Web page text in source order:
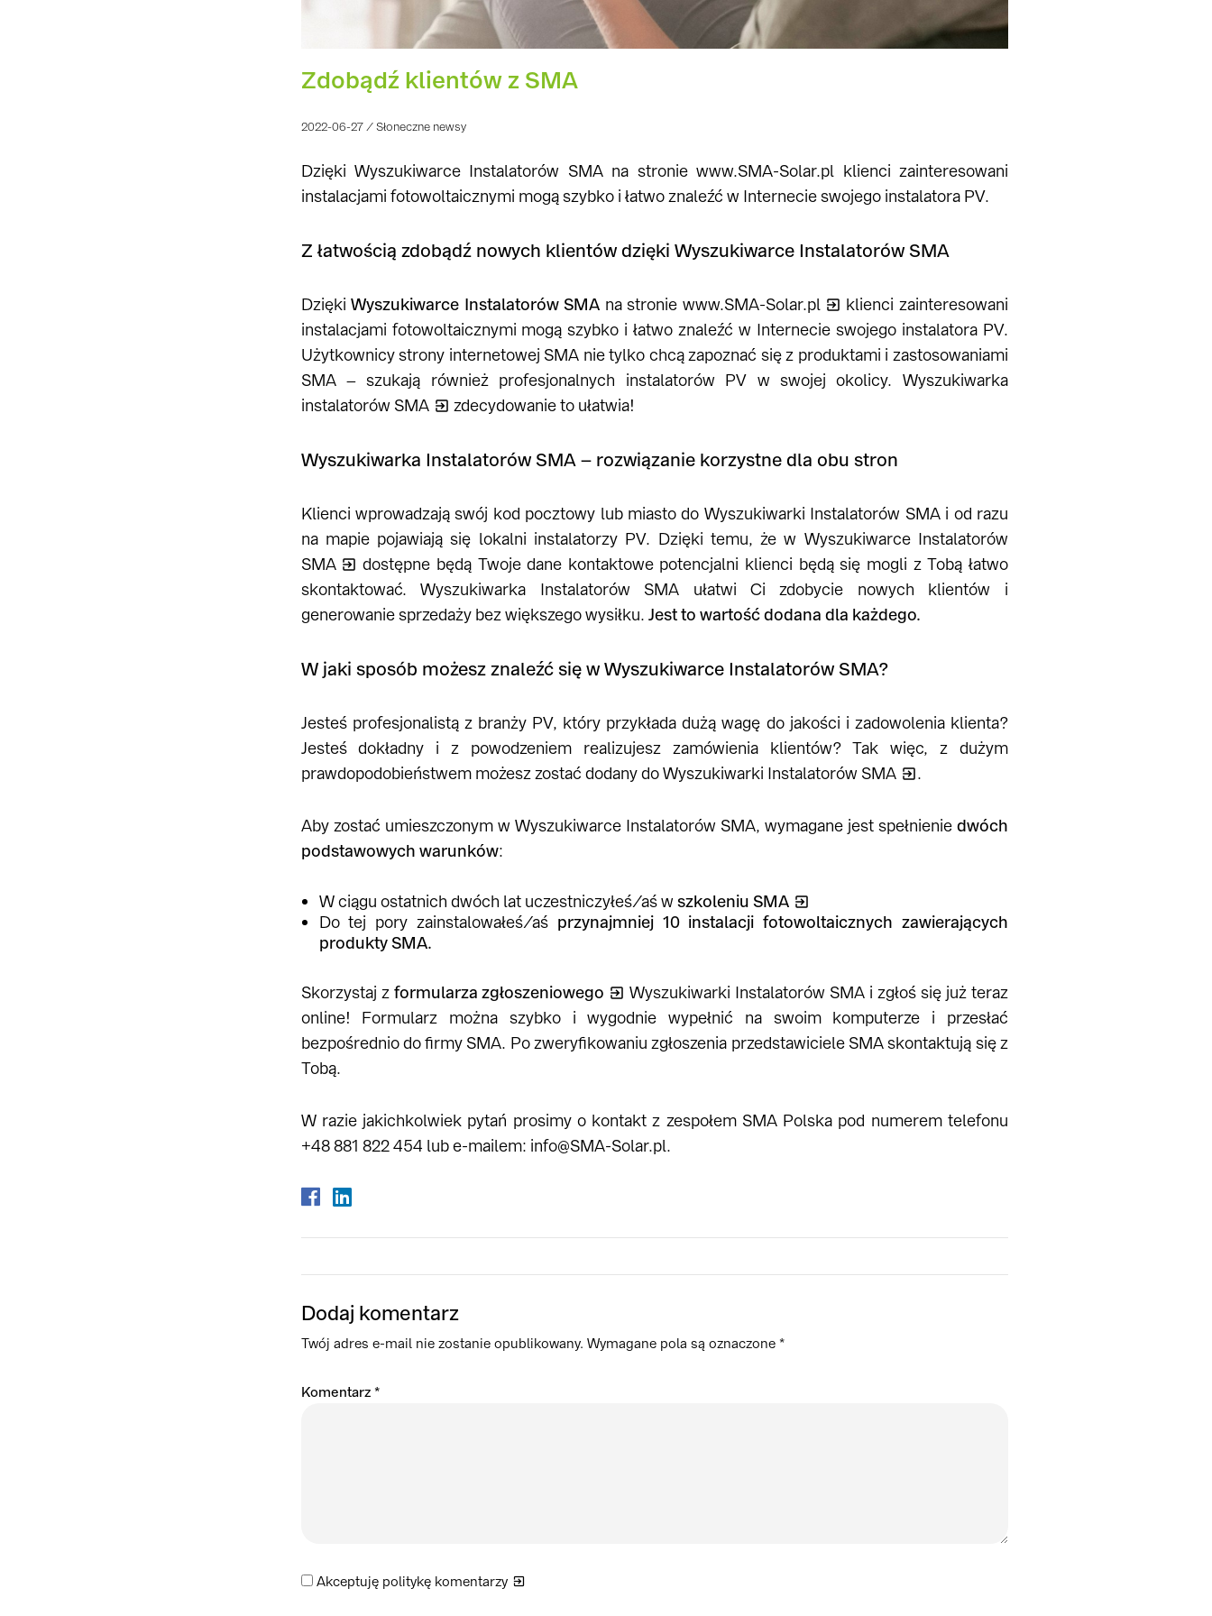
Zdobądź klientów z SMA
2022-06-27 / Słoneczne newsy
Dzięki Wyszukiwarce Instalatorów SMA na stronie www.SMA-Solar.pl klienci zainteresowani
instalacjami fotowoltaicznymi mogą szybko i łatwo znaleźć w Internecie swojego instalatora PV.
Z łatwością zdobądź nowych klientów dzięki Wyszukiwarce Instalatorów SMA
DziękiWyszukiwarce Instalatorów SMA na stronie www.SMA-Solar.pl
klienci zainteresowani
instalacjami fotowoltaicznymi mogą szybko i łatwo znaleźć w Internecie swojego instalatora PV.
Użytkownicy strony internetowej SMA nie tylko chcą zapoznać się z produktami i zastosowaniami
SMA – szukają również profesjonalnych instalatorów PV w swojej okolicy. Wyszukiwarka
instalatorów SMA zdecydowanie to ułatwia!
Wyszukiwarka Instalatorów SMA – rozwiązanie korzystne dla obu stron
Klienci wprowadzają swój kod pocztowy lub miasto do Wyszukiwarki Instalatorów SMA i od razu
na mapie pojawiają się lokalni instalatorzy PV. Dzięki temu, że w Wyszukiwarce Instalatorów
SMA
dostępne będą Twoje dane kontaktowe potencjalni klienci będą się mogli z Tobą łatwo
skontaktować. Wyszukiwarka Instalatorów SMA ułatwi Ci zdobycie nowych klientów i
generowanie sprzedaży bez większego wysiłku. Jest to wartość dodana dla każdego.
W jaki sposób możesz znaleźć się w Wyszukiwarce Instalatorów SMA?
Jesteś profesjonalistą z branży PV, który przykłada dużą wagę do jakości i zadowolenia klienta?
Jesteś dokładny i z powodzeniem realizujesz zamówienia klientów? Tak więc, z dużym
prawdopodobieństwem możesz zostać dodany do Wyszukiwarki Instalatorów SMA .
Aby zostać umieszczonym w Wyszukiwarce Instalatorów SMA, wymagane jest spełnienie dwóch
podstawowych warunków:
W ciągu ostatnich dwóch lat uczestniczyłeś/aś w szkoleniu SMA
Do tej pory zainstalowałeś/aś przynajmniej 10 instalacji fotowoltaicznych zawierających
produkty SMA.
Skorzystaj z formularza zgłoszeniowego
Wyszukiwarki Instalatorów SMA i zgłoś się już teraz
online! Formularz można szybko i wygodnie wypełnić na swoim komputerze i przesłać
bezpośrednio do firmy SMA. Po zweryfikowaniu zgłoszenia przedstawiciele SMA skontaktują się z
Tobą.
W razie jakichkolwiek pytań prosimy o kontakt z zespołem SMA Polska pod numerem telefonu
+48 881 822 454 lub e-mailem: info@SMA-Solar.pl.
Dodaj komentarz
Twój adres e-mail nie zostanie opublikowany. Wymagane pola są oznaczone *
Komentarz *
Akceptuję politykę komentarzy